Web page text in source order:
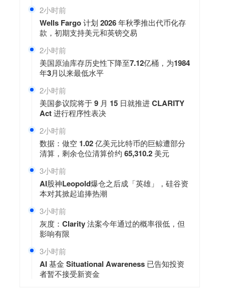
2小时前
Wells Fargo 计划 2026 年秋季推出代币化存
款，初期支持美元和英镑交易
2小时前
美国原油库存历史性下降至7.12亿桶，为1984
年3月以来最低水平
2小时前
美国参议院将于 9 月 15 日就推进 CLARITY
Act 进行程序性表决
2小时前
数据：做空 1.02 亿美元比特币的巨鲸遭部分
清算，剩余仓位清算价约 65,310.2 美元
3小时前
AI股神Leopold爆仓之后成「英雄」，硅谷资
本对其掀起追捧热潮
3小时前
灰度：Clarity 法案今年通过的概率很低，但
影响有限
3小时前
AI 基金 Situational Awareness 已告知投资
者暂不接受新资金